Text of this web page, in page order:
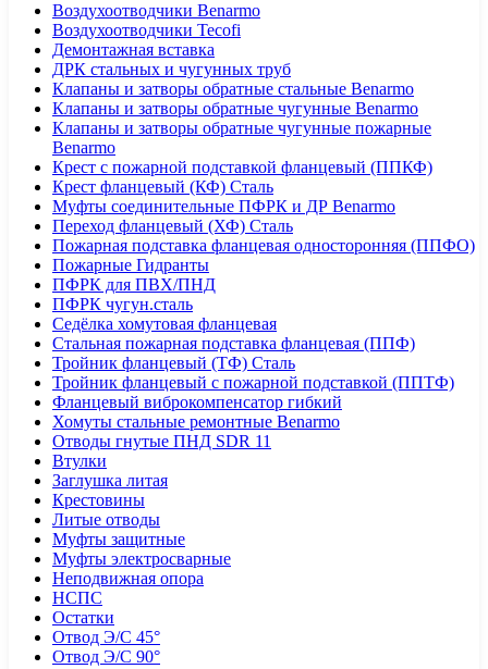
Воздухоотводчики Benarmo
Воздухоотводчики Tecofi
Демонтажная вставка
ДРК стальных и чугунных труб
Клапаны и затворы обратные стальные Benarmo
Клапаны и затворы обратные чугунные Benarmo
Клапаны и затворы обратные чугунные пожарные
Benarmo
Крест с пожарной подставкой фланцевый (ППКФ)
Крест фланцевый (КФ) Сталь
Муфты соединительные ПФРК и ДР Benarmo
Переход фланцевый (ХФ) Сталь
Пожарная подставка фланцевая односторонняя (ППФО)
Пожарные Гидранты
ПФРК для ПВХ/ПНД
ПФРК чугун.сталь
Седёлка хомутовая фланцевая
Стальная пожарная подставка фланцевая (ППФ)
Тройник фланцевый (ТФ) Сталь
Тройник фланцевый с пожарной подставкой (ППТФ)
Фланцевый виброкомпенсатор гибкий
Хомуты стальные ремонтные Benarmo
Отводы гнутые ПНД SDR 11
Втулки
Заглушка литая
Крестовины
Литые отводы
Муфты защитные
Муфты электросварные
Неподвижная опора
НСПС
Остатки
Отвод Э/С 45°
Отвод Э/С 90°